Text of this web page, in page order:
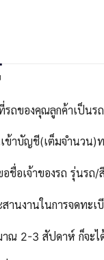
รถของคุณลูกค้าเป็นร
เข้าบัญชี(เต็มจำนวน)
ชื่อเจ้าของรถ รุ่นรถ
านงานในการจดทะเ
าณ 2-3 สัปดาห์ ก็จะไ